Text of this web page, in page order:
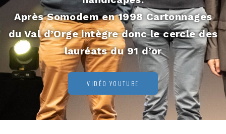
Après Somodem en 1998 Cartonnages
du Val d’Orge intègre donc le cercle des
lauréats du 91 d’or
VIDÉO YOUTUBE